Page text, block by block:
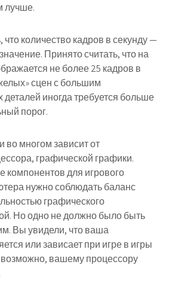
лучше.
количество кадров в секунду —
Принято считать, что на
не более 25 кадров в
сцен с большим
деталей иногда требуется больше
порог.
во многом зависит от
графической графики.
компонентов для игрового
нужно соблюдать баланс
графического
Но одно не должно было быть
Вы увидели, что ваша
или зависает при игре в игры
возможно, вашему процессору